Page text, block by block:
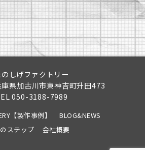
のしげファクトリー
県加古川市東神吉町升田473
050-3188-7989
【製作事例】
BLOG&NEWS
ステップ 会社概要